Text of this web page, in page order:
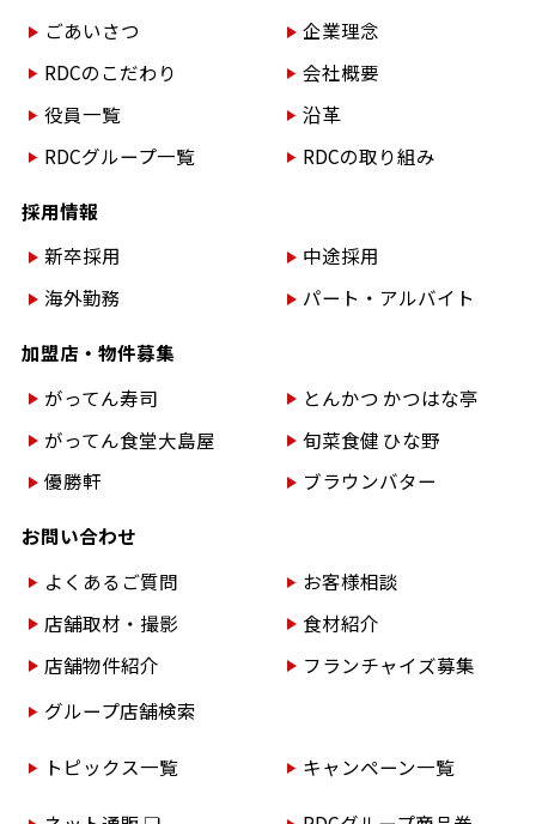
ごあいさつ
企業理念
RDCのこだわり
会社概要
役員一覧
沿革
RDCグループ一覧
RDCの取り組み
採用情報
新卒採用
中途採用
海外勤務
パート・アルバイト
加盟店・物件募集
がってん寿司
とんかつ かつはな亭
がってん食堂大島屋
旬菜食健 ひな野
優勝軒
ブラウンバター
お問い合わせ
よくあるご質問
お客様相談
店舗取材・撮影
食材紹介
店舗物件紹介
フランチャイズ募集
グループ店舗検索
トピックス一覧 キャンペーン一覧